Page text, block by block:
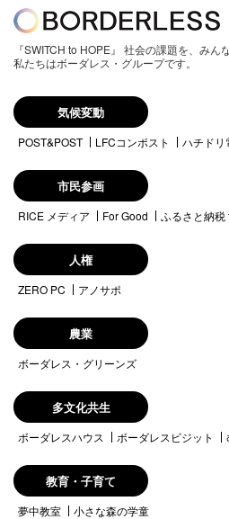
『SWITCH to HOPE』 社会の課題を、みん
私たちはボーダレス・グループです。
気候変動
POST&POST LFCコンポスト ハチドリ
市民参画
RICE メディア For Good ふるさと納税
人権
ZERO PC アノサポ
農業
ボーダレス・グリーンズ
多文化共生
ボーダレスハウス ボーダレスビジット
教育・子育て
夢中教室 小さな森の学童